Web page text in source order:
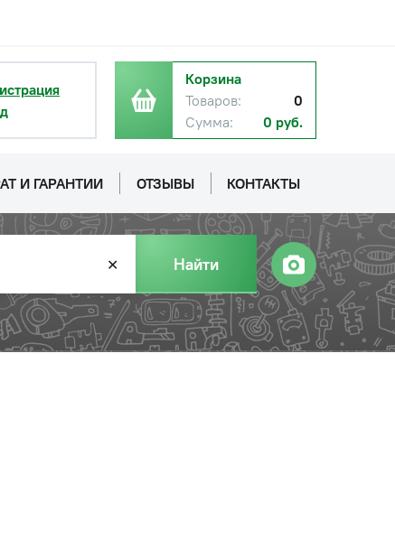
Корзина
Товаров:
0
Сумма:
0 руб.
И ГАРАНТИИ ОТЗЫВЫ КОНТАКТЫ
✕ Найти